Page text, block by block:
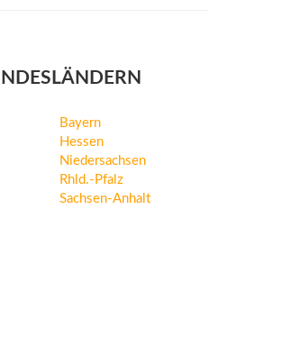
Bayern
Hessen
Niedersachsen
Rhld.-Pfalz
Sachsen-Anhalt